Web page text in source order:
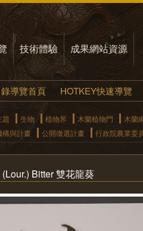
技術體驗 成果網站資源
錄導覽首頁 HOTKEY快速導覽
題 生物 植物界 木蘭植物門
木蘭
構與計畫 公開徵選計畫 行政院農業委
Bitter 雙花龍葵